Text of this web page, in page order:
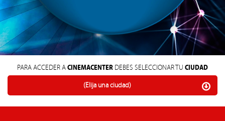
PARA ACCEDER ACINEMACENTER DEBES SELECCIONAR TU CIUDAD
(Elija una ciudad)